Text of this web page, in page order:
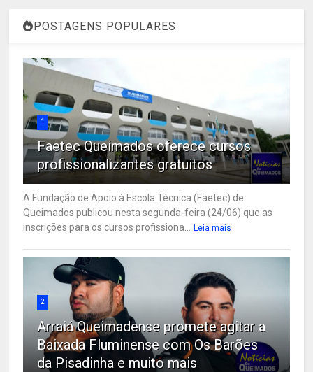
POSTAGENS POPULARES
1
Faetec Queimados oferece cursos
profissionalizantes gratuitos
A Fundação de Apoio à Escola Técnica (Faetec) de
Queimados publicou nesta segunda-feira (24/06) que as
inscrições para os cursos profissiona...
Leia mais
2
Arraiá Queimadense promete agitar a
Baixada Fluminense com Os Barões
da Pisadinha e muito mais